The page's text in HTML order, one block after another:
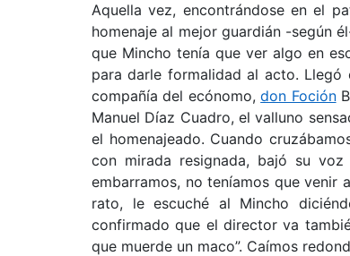
Aquella vez, encontrándose en el
homenaje al mejor guardián -según
que Mincho tenía que ver algo en
para darle formalidad al acto.
compañía del ecónomo,don Foción
Manuel Díaz Cuadro, el valluno
el homenajeado. Cuando
con mirada resignada, bajó su
embarramos, no teníamos que venir
rato, le escuché al Mincho
confirmado que el director va
que muerde un maco”. Caímos